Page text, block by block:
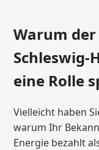
Warum
Schleswig-
eine Rolle
Vielleicht haben
warum Ihr
Energie bezahlt